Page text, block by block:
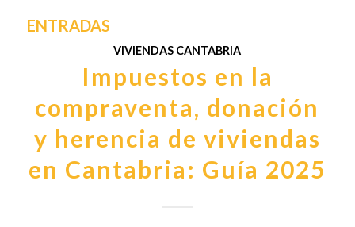
ENTRADAS
VIVIENDAS CANTABRIA
Impuestos en la
compraventa, donación
y herencia de viviendas
en Cantabria: Guía 2025